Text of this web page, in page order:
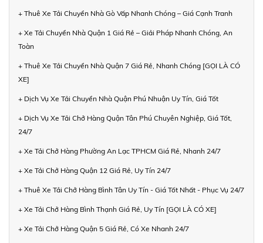
+ Thuê Xe Tải Chuyển Nhà Gò Vấp Nhanh Chóng – Giá Cạnh Tranh
+ Xe Tải Chuyển Nhà Quận 1 Giá Rẻ – Giải Pháp Nhanh Chóng, An
Toàn
+ Thuê Xe Tải Chuyển Nhà Quận 7 Giá Rẻ, Nhanh Chóng [GỌI LÀ CÓ
XE]
+ Dịch Vụ Xe Tải Chuyển Nhà Quận Phú Nhuận Uy Tín, Giá Tốt
+ Dịch Vụ Xe Tải Chở Hàng Quận Tân Phú Chuyên Nghiệp, Giá Tốt,
24/7
+ Xe Tải Chở Hàng Phường An Lạc TPHCM Giá Rẻ, Nhanh 24/7
+ Xe Tải Chở Hàng Quận 12 Giá Rẻ, Uy Tín 24/7
+ Thuê Xe Tải Chở Hàng Bình Tân Uy Tín - Giá Tốt Nhất - Phục Vụ 24/7
+ Xe Tải Chở Hàng Bình Thạnh Giá Rẻ, Uy Tín [GỌI LÀ CÓ XE]
+ Xe Tải Chở Hàng Quận 5 Giá Rẻ, Có Xe Nhanh 24/7